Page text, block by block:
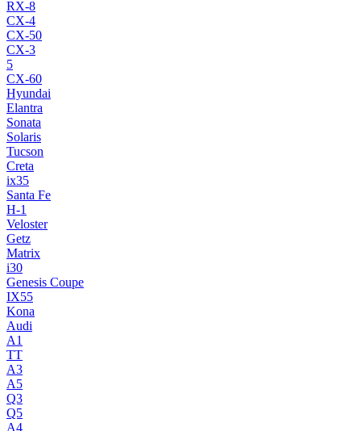
RX-8
CX-4
CX-50
CX-3
5
CX-60
Hyundai
Elantra
Sonata
Solaris
Tucson
Creta
ix35
Santa Fe
H-1
Veloster
Getz
Matrix
i30
Genesis Coupe
IX55
Kona
Audi
A1
TT
A3
A5
Q3
Q5
A4